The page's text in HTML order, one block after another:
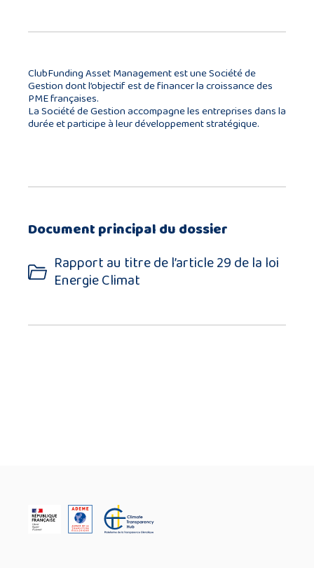
ClubFunding Asset Management est une Société de
Gestion dont l’objectif est de financer la croissance des
PME françaises.
La Société de Gestion accompagne les entreprises dans la
durée et participe à leur développement stratégique.
Document principal du dossier
Rapport au titre de l’article 29 de la loi
Energie Climat